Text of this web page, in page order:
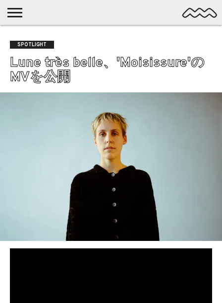
MUSIC
LATEST
POSTS
SPOTLIGHT
NYP
/ DL
DISCOVERY
ROCK
ALTERNATIVE
ELECTRONIC
SPOTLIGHT
Lune très belle、'Moisissure'の
MVを公開